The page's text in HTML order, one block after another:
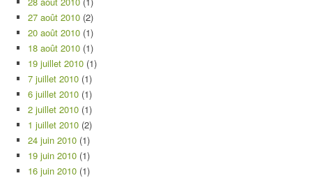
27 août 2010 (2)
20 août 2010 (1)
18 août 2010 (1)
19 juillet 2010 (1)
7 juillet 2010 (1)
6 juillet 2010 (1)
2 juillet 2010 (1)
1 juillet 2010 (2)
24 juin 2010 (1)
19 juin 2010 (1)
16 juin 2010 (1)